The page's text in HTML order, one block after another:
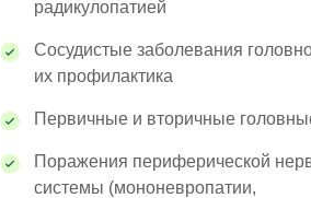
радикулопатией
Сосудистые заболевания
их профилактика
Первичные и вторичные
Поражения периферической
системы (мононевропатии,